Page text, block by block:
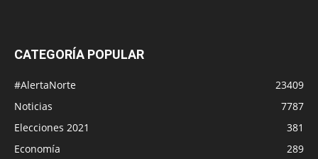
CATEGORÍA POPULAR
#AlertaNorte
23409
Noticias
7787
Elecciones 2021
381
Economía
289